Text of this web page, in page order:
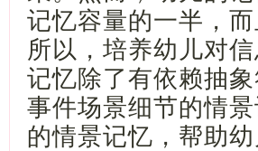
记忆容量的一半，
所以，培养幼儿对
记忆除了有依赖抽
事件场景细节的情
的情景记忆，帮助